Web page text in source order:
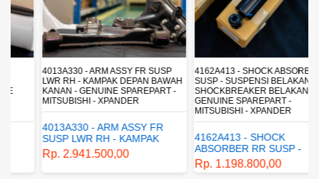
4013A330 - ARM ASSY FR SUSP
LWR RH - KAMPAK DEPAN BAWAH
KANAN - GENUINE SPAREPART -
MITSUBISHI - XPANDER
4013A330 - ARM ASSY FR
SUSP LWR RH - KAMPAK
DEPAN BAWAH KANAN -
GENUINE SPAREPART -
MITSUBISHI - XPANDER
Rp. 2.941.500,00
4162A413 - SHOCK ABSORBER RR
SUSP - SUSPENSI BELAKANG -
SHOCKBREAKER BELAKANG -
GENUINE SPAREPART -
MITSUBISHI - XPANDER
4162A413 - SHOCK
ABSORBER RR SUSP -
SUSPENSI BELAKANG -
SHOCKBREAKER BELAKANG
Rp. 1.198.800,00